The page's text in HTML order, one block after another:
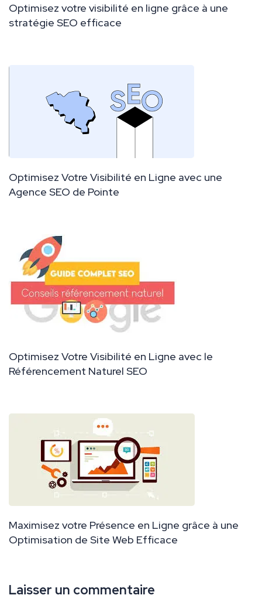
Optimisez votre visibilité en ligne grâce à une
stratégie SEO efficace
Optimisez Votre Visibilité en Ligne avec une
Agence SEO de Pointe
Optimisez Votre Visibilité en Ligne avec le
Référencement Naturel SEO
Maximisez votre Présence en Ligne grâce à une
Optimisation de Site Web Efficace
Laisser un commentaire